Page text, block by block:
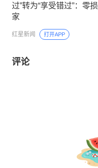
过”转为“享受错过”：零
家
红星新闻 打开APP
评论